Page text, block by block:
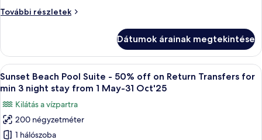
További részletek
Prémium
Dátumok árainak megtekintése
A
következő
összes
képének
megtekintése:
Egy tágas hálószoba, melyben egy
6
Sunset Beach Pool Suite - 50% off on Return Transfers for
min 3 night stay from 1 May-31 Oct'25
Kilátás a vízpartra
200 négyzetméter
1 hálószoba